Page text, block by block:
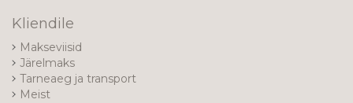
Kliendile
Makseviisid
Järelmaks
Tarneaeg ja transport
Meist